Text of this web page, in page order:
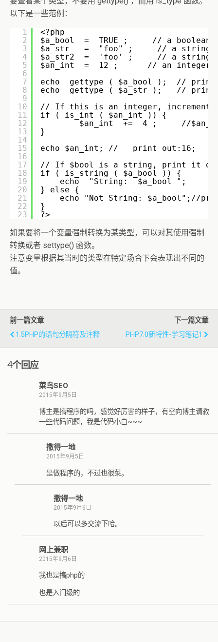
以下是一些范例：
1
2
3
4
5
6
7
8
9
10
11
12
13
14
15
16
17
18
19
20
21
22
23
<?php
$a_bool  =  TRUE ;     // a boolean
$a_str   =  "foo" ;     // a string
$a_str2  =  'foo' ;     // a string
$an_int  =  12 ;      // an integer
echo  gettype ( $a_bool );  //
echo  gettype ( $a_str );   //
// If this is an integer, increment
if ( is_int ( $an_int )) {
$an_int  +=  4 ;     //
}
echo $an_int; //   print out:16;
// If $bool is a string, print it
if ( is_string ( $a_bool )) {
echo  "String:  $a_bool ";
} else {
echo "Not String: $a_bool";//
}
?>
如果要将一个变量强制转换为某类型，可以对其使用强制
转换或者 settype() 函数。
注意变量根据其当时的类型在特定场合下会表现出不同的
值。
前一篇文章
1.5PHP的语句分隔符及注释
下一篇文章
PHP7.0新特性-学习笔记1
4个回应
菜鸟SEO
2015年9月5日
博主是搞程序的吗，感觉好厉害的样子，有空向博主请教
一些代码问题，我是代码小白~~~
撒得一地
2015年9月5日
是做程序的，不过也很菜。
撒得一地
2015年9月6日
以后可以多交流下哈。
网上兼职
2015年9月6日
我也是搞php的
也是入门级的